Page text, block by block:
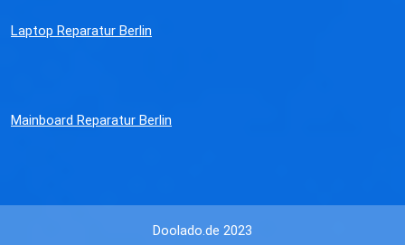
Laptop Reparatur Berlin
Mainboard Reparatur Berlin
Doolado.de 2023